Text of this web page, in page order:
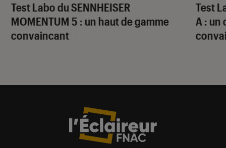
Test Labo du SENNHEISER
MOMENTUM 5 : un haut de gamme
convaincant
Test
A : un